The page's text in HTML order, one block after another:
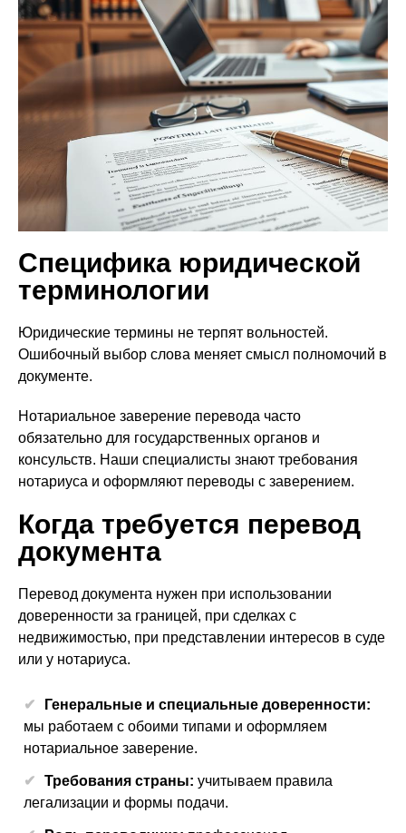
Специфика юридической
терминологии
Юридические термины не терпят вольностей.
Ошибочный выбор слова меняет смысл полномочий в
документе.
Нотариальное заверение перевода часто
обязательно для государственных органов и
консульств. Наши специалисты знают требования
нотариуса и оформляют переводы с заверением.
Когда требуется перевод
документа
Перевод документа нужен при использовании
доверенности за границей, при сделках с
недвижимостью, при представлении интересов в суде
или у нотариуса.
Генеральные и специальные доверенности:
мы работаем с обоими типами и оформляем
нотариальное заверение.
Требования страны: учитываем правила
легализации и формы подачи.